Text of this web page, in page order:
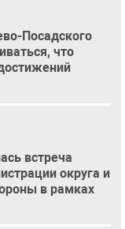
Посадского
что
встреча
округа и
в рамках